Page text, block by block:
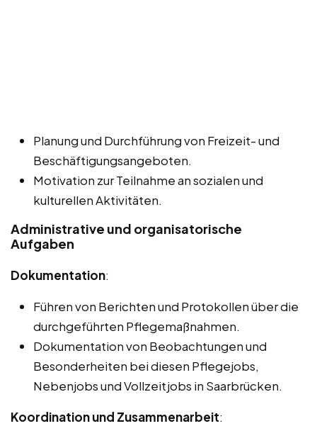
Planung und Durchführung von Freizeit- und
Beschäftigungsangeboten.
Motivation zur Teilnahme an sozialen und
kulturellen Aktivitäten.
Administrative und organisatorische
Aufgaben
Dokumentation:
Führen von Berichten und Protokollen über die
durchgeführten Pflegemaßnahmen.
Dokumentation von Beobachtungen und
Besonderheiten bei diesen Pflegejobs,
Nebenjobs und Vollzeitjobs in Saarbrücken.
Koordination und Zusammenarbeit: